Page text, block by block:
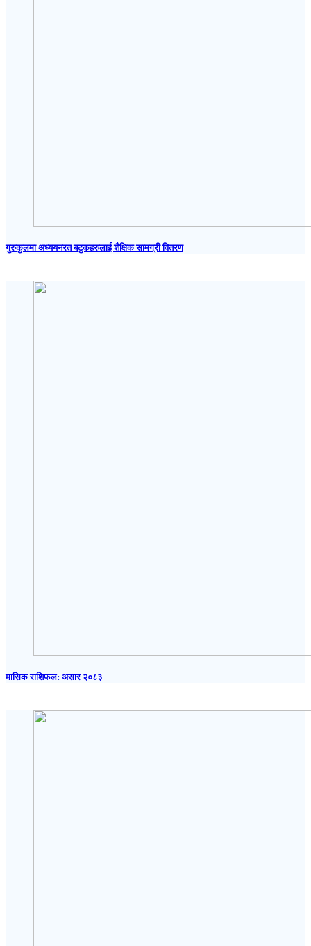
गुरुकुलमा अध्ययनरत बटुकहरुलाई शैक्षिक सामग्री वितरण
मासिक राशिफल: असार २०८३